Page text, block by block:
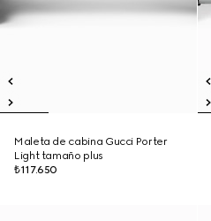
Maleta de cabina Gucci Porter
Light tamaño plus
₺117.650